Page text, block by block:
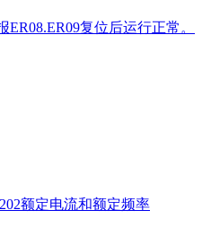
复位后运行正常。
额定电流和额定频率